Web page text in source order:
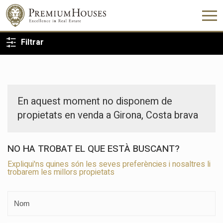
Filtrar
TORNA A LA CERCA
En aquest moment no disponem de
propietats en venda a Girona, Costa brava
NO HA TROBAT EL QUE ESTÀ BUSCANT?
Expliqui'ns quines són les seves preferències i nosaltres li
trobarem les millors propietats